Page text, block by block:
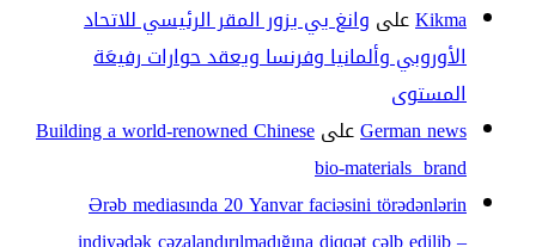
Kikmaعلى وانغ يي يزور المقر الرئيسي للاتحاد
الأوروبي وألمانيا وفرنسا ويعقد حوارات رفيعَة
المستوى
German newsعلىBuilding a world-renowned Chinese
bio-materials brand
Ərəb mediasında 20 Yanvar faciəsini törədənlərin